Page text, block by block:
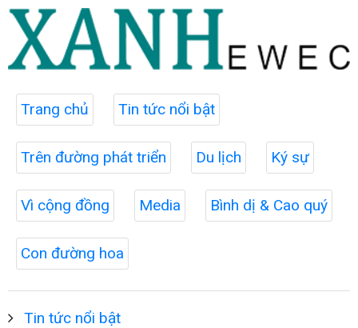
Trang chủ Tin tức nổi bật
Trên đường phát triển Du lịch Ký sự
Vì cộng đồng Media Bình dị & Cao quý
Con đường hoa
Tin tức nổi bật